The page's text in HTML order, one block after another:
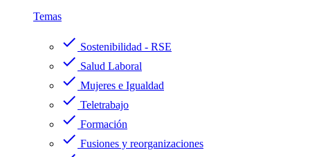
Temas
check Sostenibilidad - RSE
check Salud Laboral
check Mujeres e Igualdad
check Teletrabajo
check Formación
check Fusiones y reorganizaciones